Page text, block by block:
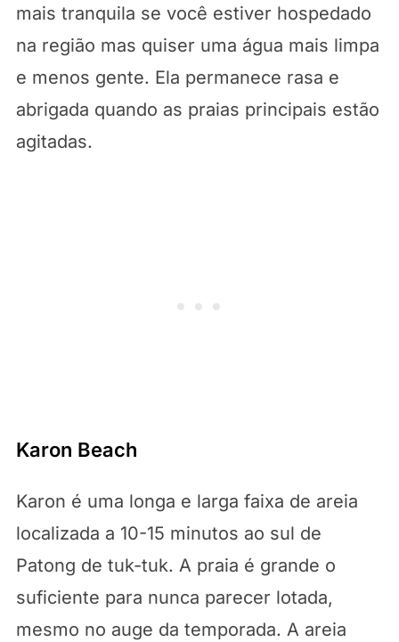
mais tranquila se você estiver hospedado
na região mas quiser uma água mais limpa
e menos gente. Ela permanece rasa e
abrigada quando as praias principais estão
agitadas.
Karon Beach
Karon é uma longa e larga faixa de areia
localizada a 10-15 minutos ao sul de
Patong de tuk-tuk. A praia é grande o
suficiente para nunca parecer lotada,
mesmo no auge da temporada. A areia